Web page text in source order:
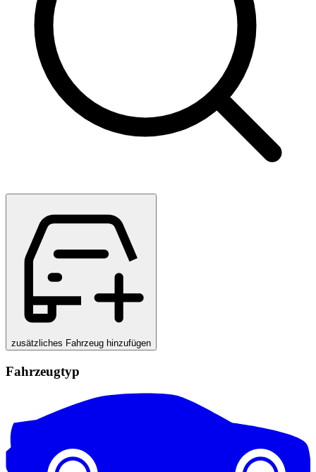
zusätzliches Fahrzeug hinzufügen
Fahrzeugtyp